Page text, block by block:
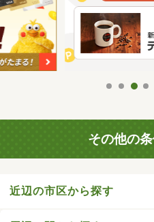
その他の
近辺の市区から探す